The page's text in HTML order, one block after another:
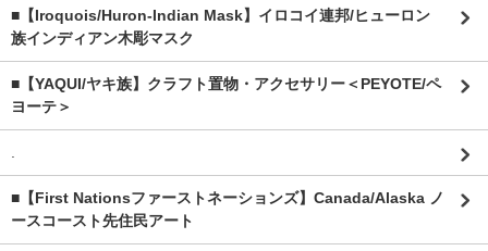
■【Iroquois/Huron-Indian Mask】イロコイ連邦/ヒューロン
族インディアン木彫マスク
■【YAQUI/ヤキ族】クラフト置物・アクセサリー＜PEYOTE/ペ
ヨーテ＞
.
■【First Nationsファーストネーションズ】Canada/Alaska ノ
ースコースト先住民アート